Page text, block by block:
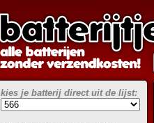
kies je batterij direct uit de lijst: